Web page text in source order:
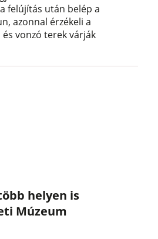
felújítás után belép a
azonnal érzékeli a
vonzó terek várják
helyen is
Múzeum